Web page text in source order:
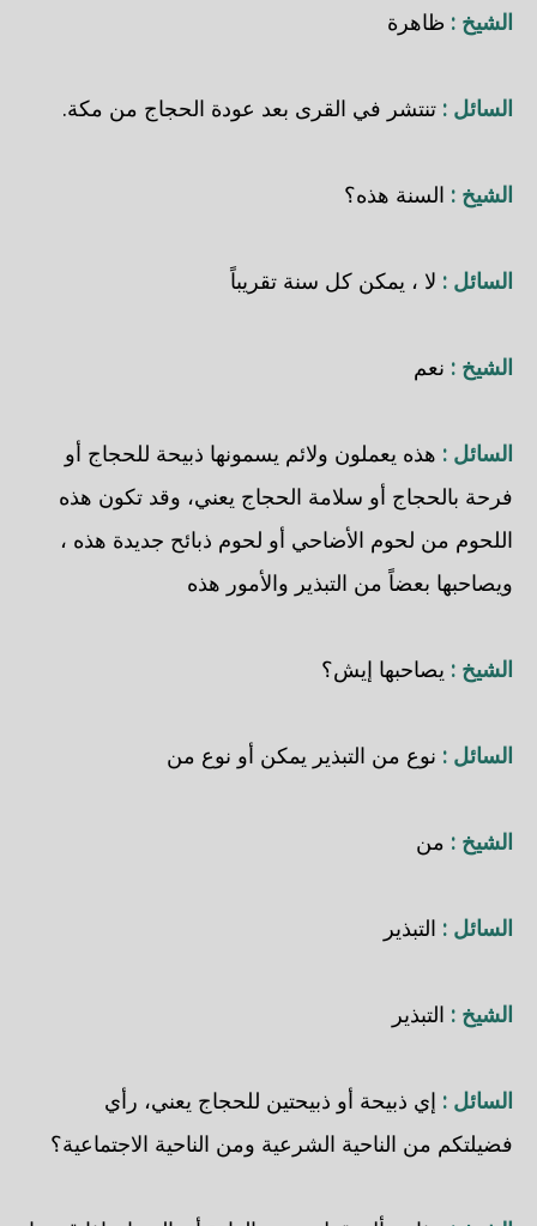
الشيخ : ظاهرة
السائل : تنتشر في القرى بعد عودة الحجاج من مكة.
الشيخ : السنة هذه؟
السائل : لا ، يمكن كل سنة تقريباً
الشيخ : نعم
السائل : هذه يعملون ولائم يسمونها ذبيحة للحجاج أو
فرحة بالحجاج أو سلامة الحجاج يعني، وقد تكون هذه
اللحوم من لحوم الأضاحي أو لحوم ذبائح جديدة هذه ،
ويصاحبها بعضاً من التبذير والأمور هذه
الشيخ : يصاحبها إيش؟
السائل : نوع من التبذير يمكن أو نوع من
الشيخ : من
السائل : التبذير
الشيخ : التبذير
السائل : إي ذبيحة أو ذبيحتين للحجاج يعني، رأي
فضيلتكم من الناحية الشرعية ومن الناحية الاجتماعية؟